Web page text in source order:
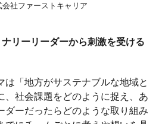
会社ファーストキャリア
リーリーダーから刺激を受ける
は「地方がサステナブルな地域と
、社会課題をどのように捉え、あ
ダーだったらどのような取り組み